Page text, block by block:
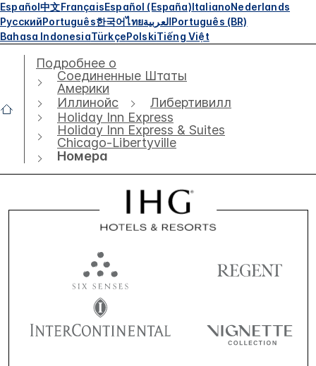
Español中文FrançaisEspañol (España)ItalianoNederlands
РусскийPortuguês한국어ไทยالعربيةPortuguês (BR)
Bahasa IndonesiaTürkçePolskiTiếng Việt
Подробнее о
Соединенные Штаты
Америки
Иллинойс
Либертивилл
Holiday Inn Express
Holiday Inn Express & Suites
Chicago-Libertyville
Номера